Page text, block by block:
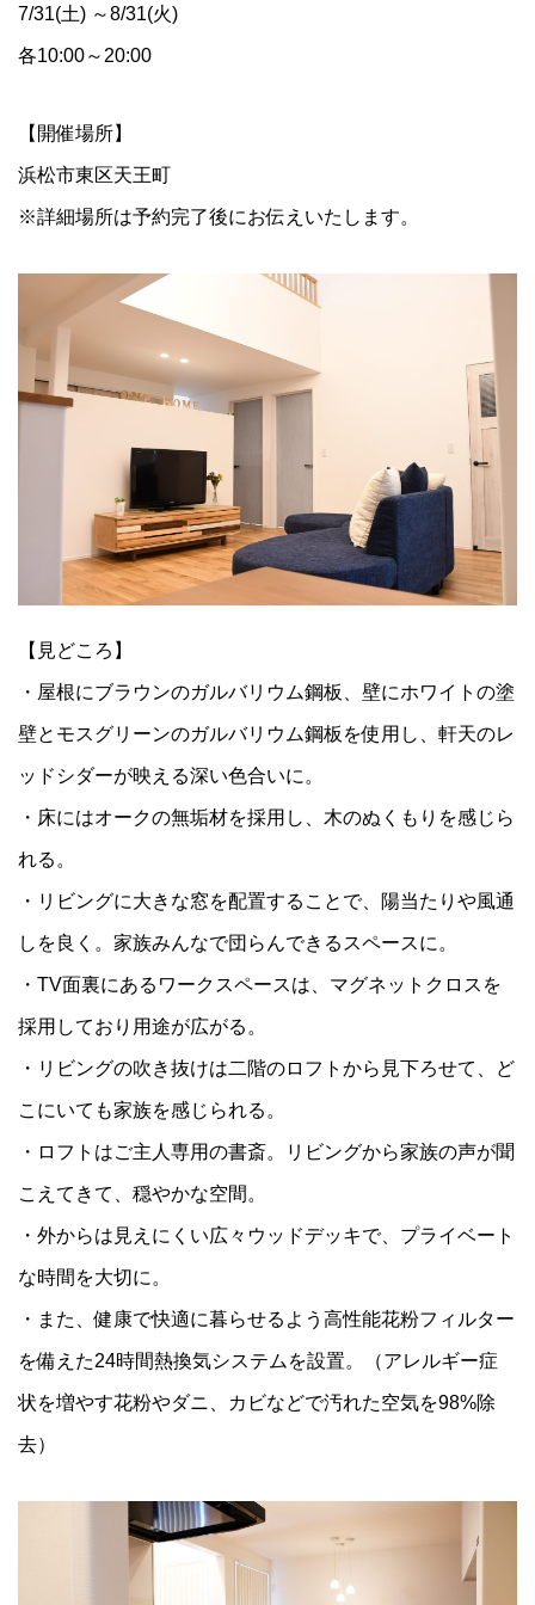
7/31(土) ～8/31(火)
各10:00～20:00
【開催場所】
浜松市東区天王町
※詳細場所は予約完了後にお伝えいたします。
【見どころ】
・屋根にブラウンのガルバリウム鋼板、壁にホワイトの塗
壁とモスグリーンのガルバリウム鋼板を使用し、軒天のレ
ッドシダーが映える深い色合いに。
・床にはオークの無垢材を採用し、木のぬくもりを感じら
れる。
・リビングに大きな窓を配置することで、陽当たりや風通
しを良く。家族みんなで団らんできるスペースに。
・TV面裏にあるワークスペースは、マグネットクロスを
採用しており用途が広がる。
・リビングの吹き抜けは二階のロフトから見下ろせて、ど
こにいても家族を感じられる。
・ロフトはご主人専用の書斎。リビングから家族の声が聞
こえてきて、穏やかな空間。
・外からは見えにくい広々ウッドデッキで、プライベート
な時間を大切に。
・また、健康で快適に暮らせるよう高性能花粉フィルター
を備えた24時間熱換気システムを設置。（アレルギー症
状を増やす花粉やダニ、カビなどで汚れた空気を98%除
去）